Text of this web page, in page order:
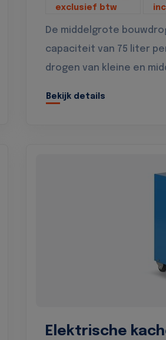
exclusief btw
De middelgrote
capaciteit van 75 liter
drogen van kleine en
Bekijk details
Elektrische